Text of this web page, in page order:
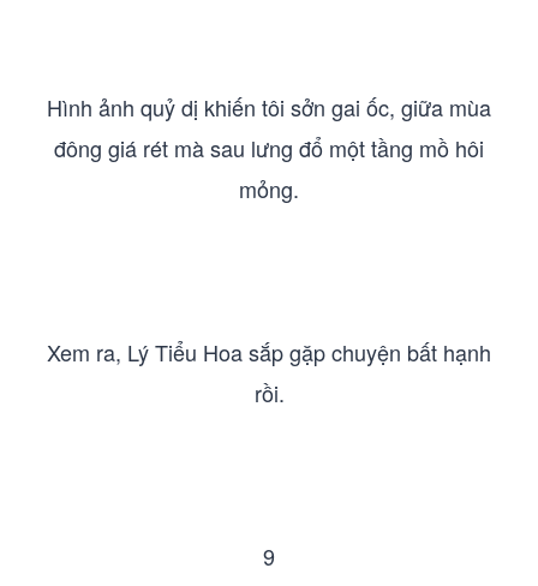
Hình ảnh quỷ dị khiến tôi sởn gai ốc, giữa mùa
đông giá rét mà sau lưng đổ một tầng mồ hôi
mỏng.
Xem ra, Lý Tiểu Hoa sắp gặp chuyện bất hạnh
rồi.
9